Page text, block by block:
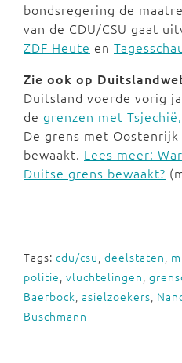
bondsregering de
van de CDU/CSU gaat
ZDF Heute en
Zie ook op
Duitsland voerde vorig
de grenzen met
De grens met
bewaakt. Lees meer:
Duitse grens bewaakt?
Tags: cdu/csu, deelstaten,
politie, vluchtelingen,
Baerbock, asielzoekers,
Buschmann